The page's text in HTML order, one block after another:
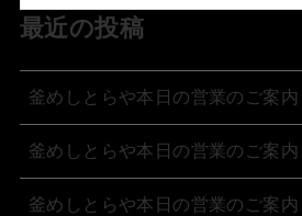
最近の投稿
釜めしとらや本日の営業のご案内
釜めしとらや本日の営業のご案内
釜めしとらや本日の営業のご案内